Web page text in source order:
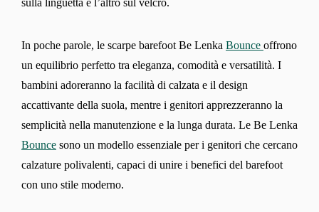
Seleziona una lingua
Cambiare
In poche parole, le scarpe barefoot Be Lenka Bounce offrono
un equilibrio perfetto tra eleganza, comodità e versatilità. I
bambini adoreranno la facilità di calzata e il design
accattivante della suola, mentre i genitori apprezzeranno la
semplicità nella manutenzione e la lunga durata. Le Be Lenka
Bounce sono un modello essenziale per i genitori che cercano
calzature polivalenti, capaci di unire i benefici del barefoot
con uno stile moderno.